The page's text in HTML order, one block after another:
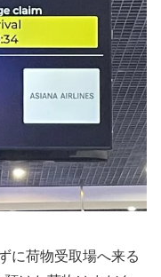
に荷物受取場へ来る